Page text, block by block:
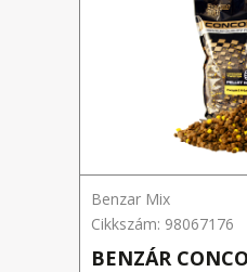
Benzar Mix
Cikkszám: 98067176
BENZÁR